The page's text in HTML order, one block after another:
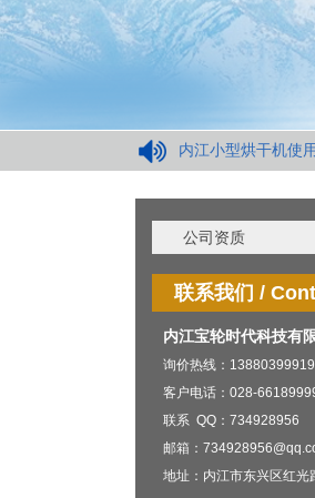
内江小型烘干机使
公司资质
联系我们 /
内江宝轮时代科技有
询价热线：13880399919
客户电话：028-
联系 QQ：734928956
邮箱：
地址：内江市东兴区红光